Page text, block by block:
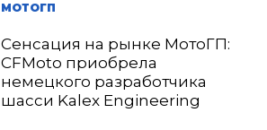
МОТОГП
Сенсация на рынке МотоГП:
CFMoto приобрела
немецкого разработчика
шасси Kalex Engineering